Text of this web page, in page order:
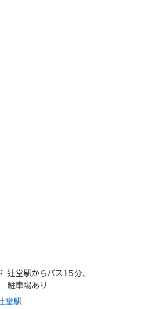
辻堂駅からバス15分、
駐車場あり
堂駅